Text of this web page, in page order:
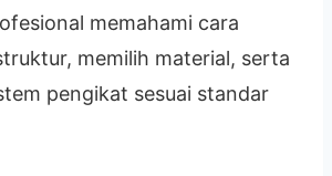
memahami cara
memilih material, serta
pengikat sesuai standar